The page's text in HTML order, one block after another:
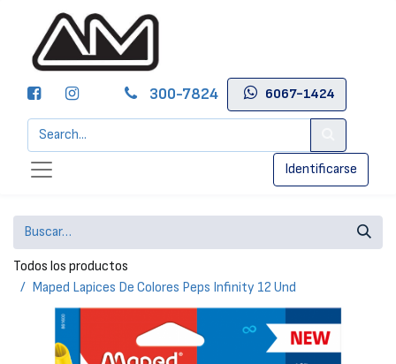
300-7824 6067-1424
Identificarse
Todos los productos
Maped Lapices De Colores Peps Infinity 12 Und